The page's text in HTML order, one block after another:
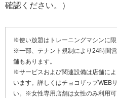
確認ください。）
※使い放題はトレーニングマシンに限
※一部、テナント規制により24時間
舗もあります。
※サービスおよび関連設備は店舗に
います。詳しくはチョコザップWEB
い。※女性専用店舗は女性のみ利用